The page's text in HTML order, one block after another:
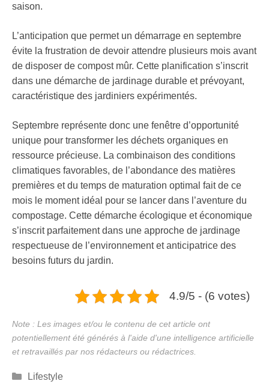
saison.
L’anticipation que permet un démarrage en septembre
évite la frustration de devoir attendre plusieurs mois avant
de disposer de compost mûr. Cette planification s’inscrit
dans une démarche de jardinage durable et prévoyant,
caractéristique des jardiniers expérimentés.
Septembre représente donc une fenêtre d’opportunité
unique pour transformer les déchets organiques en
ressource précieuse. La combinaison des conditions
climatiques favorables, de l’abondance des matières
premières et du temps de maturation optimal fait de ce
mois le moment idéal pour se lancer dans l’aventure du
compostage. Cette démarche écologique et économique
s’inscrit parfaitement dans une approche de jardinage
respectueuse de l’environnement et anticipatrice des
besoins futurs du jardin.
4.9/5 - (6 votes)
Catégories
Lifestyle